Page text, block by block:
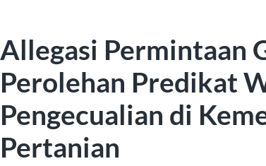
Allegasi Permintaan
Perolehan Predikat
Pengecualian di
Pertanian